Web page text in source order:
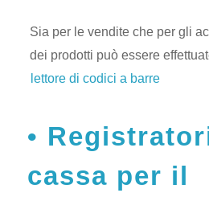
Sia per le vendite che per gli
dei prodotti può essere
lettore di codici a barre
cassa per il